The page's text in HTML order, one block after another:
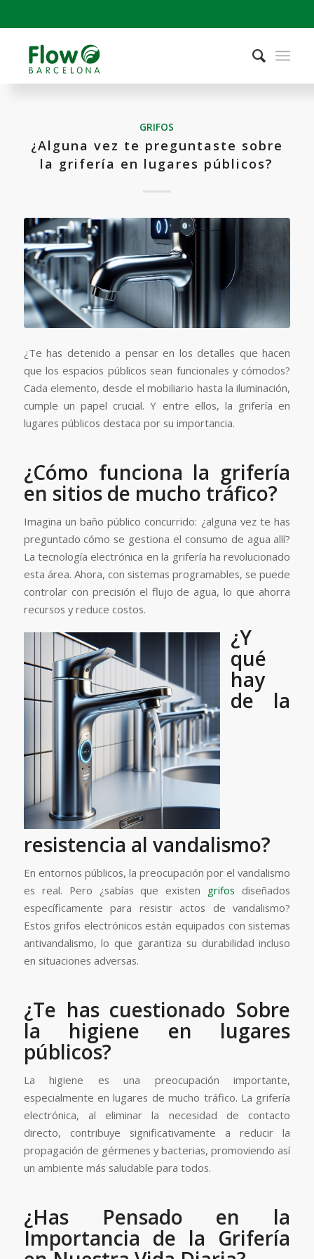
GRIFOS
¿Alguna vez te preguntaste sobre
la grifería en lugares públicos?
¿Te has detenido a pensar en los detalles que hacen
que los espacios públicos sean funcionales y cómodos?
Cada elemento, desde el mobiliario hasta la iluminación,
cumple un papel crucial. Y entre ellos, la grifería en
lugares públicos destaca por su importancia.
¿Cómo funciona la grifería
en sitios de mucho tráfico?
Imagina un baño público concurrido: ¿alguna vez te has
preguntado cómo se gestiona el consumo de agua allí?
La tecnología electrónica en la grifería ha revolucionado
esta área. Ahora, con sistemas programables, se puede
controlar con precisión el flujo de agua, lo que ahorra
recursos y reduce costos.
¿Y
qué
hay
de la
resistencia al vandalismo?
En entornos públicos, la preocupación por el vandalismo
es real. Pero ¿sabías que existen grifos diseñados
específicamente para resistir actos de vandalismo?
Estos grifos electrónicos están equipados con sistemas
antivandalismo, lo que garantiza su durabilidad incluso
en situaciones adversas.
¿Te has cuestionado Sobre
la higiene en lugares
públicos?
La higiene es una preocupación importante,
especialmente en lugares de mucho tráfico. La grifería
electrónica, al eliminar la necesidad de contacto
directo, contribuye significativamente a reducir la
propagación de gérmenes y bacterias, promoviendo así
un ambiente más saludable para todos.
¿Has Pensado en la
Importancia de la Grifería